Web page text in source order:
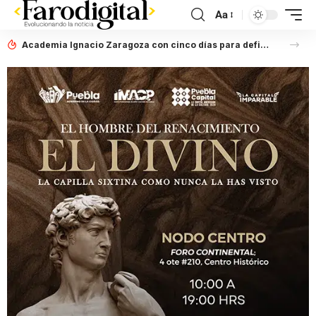
Aa
Academia Ignacio Zaragoza con cinco días para definir situación